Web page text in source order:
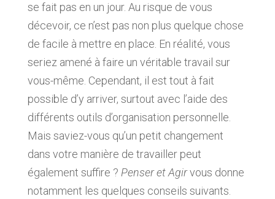
se fait pas en un jour. Au risque de vous
décevoir, ce n’est pas non plus quelque chose
de facile à mettre en place. En réalité, vous
seriez amené à faire un véritable travail sur
vous-même. Cependant, il est tout à fait
possible d’y arriver, surtout avec l’aide des
différents outils d’organisation personnelle.
Mais saviez-vous qu’un petit changement
dans votre manière de travailler peut
également suffire ? Penser et Agirvous donne
notamment les quelques conseils suivants.